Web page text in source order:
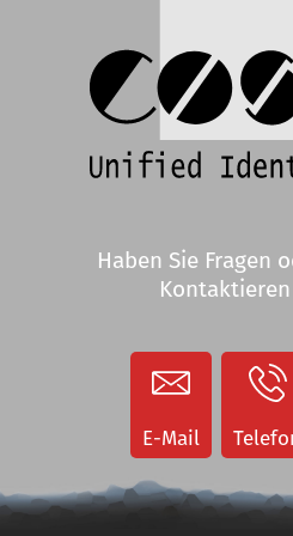
MDE-Geräte
MDE Geräte Anzeigen
Etikettendrucker
Etikettendrucker
Anzeigen
E-Mail